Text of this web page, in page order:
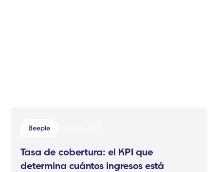
Beeple
Tasa de cobertura: el KPI que
determina cuántos ingresos está